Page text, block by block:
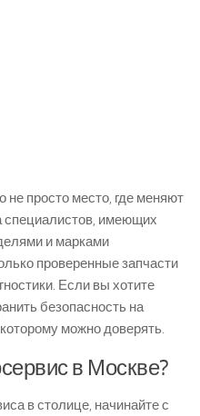
не просто место, где меняют
специалистов, имеющих
и марками
проверенные запчасти
Если вы хотите
безопасность на
можно доверять.
в Москве?
в столице, начинайте с